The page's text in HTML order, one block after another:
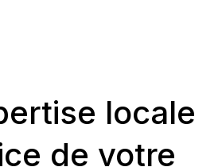
locale
de votre